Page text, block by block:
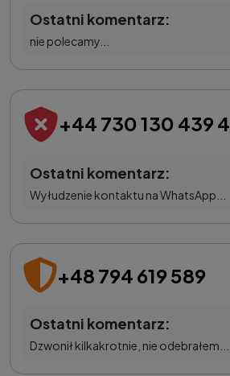
Ostatni komentarz:
nie polecamy...
+44 730 130 439 4
Ostatni komentarz:
Wyłudzenie kontaktu na WhatsApp...
+48 794 619 589
Ostatni komentarz:
Dzwonił kilkakrotnie, nie odebrałem...